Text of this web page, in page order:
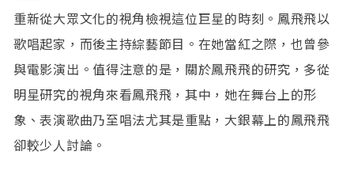
重新從大眾文化的視角檢視這位巨星的時刻。鳳飛飛以
歌唱起家，而後主持綜藝節目。在她當紅之際，也曾參
與電影演出。值得注意的是，關於鳳飛飛的研究，多從
明星研究的視角來看鳳飛飛，其中，她在舞台上的形
象、表演歌曲乃至唱法尤其是重點，大銀幕上的鳳飛飛
卻較少人討論。